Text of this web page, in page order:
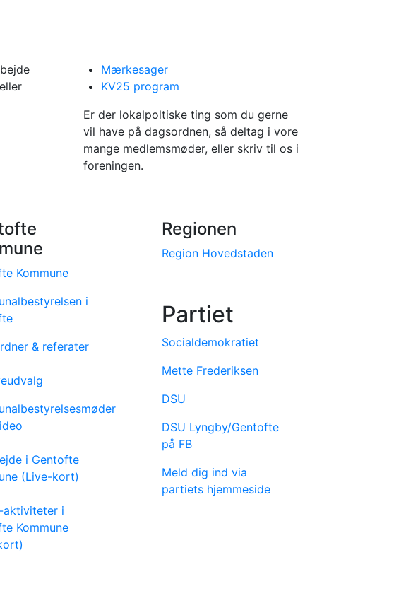
Mærkesager
KV25 program
Er der lokalpoltiske ting som du gerne
vil have på dagsordnen, så deltag i vore
mange medlemsmøder, eller skriv til os i
foreningen.
Kommune
i
& referater
i Gentofte
(Live-kort)
aktiviteter i
Kommune
Regionen
Region Hovedstaden
Partiet
Socialdemokratiet
Mette Frederiksen
DSU
DSU Lyngby/Gentofte
på FB
Meld dig ind via
partiets hjemmeside